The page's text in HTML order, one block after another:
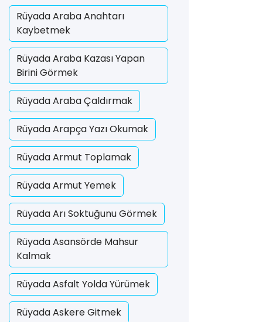
Rüyada Araba Anahtarı
Kaybetmek
Rüyada Araba Kazası Yapan
Birini Görmek
Rüyada Araba Çaldırmak
Rüyada Arapça Yazı Okumak
Rüyada Armut Toplamak
Rüyada Armut Yemek
Rüyada Arı Soktuğunu Görmek
Rüyada Asansörde Mahsur
Kalmak
Rüyada Asfalt Yolda Yürümek
Rüyada Askere Gitmek